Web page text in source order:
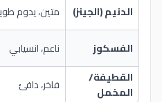
الدنيم (الجينز)
متين، يدوم
الفسكوز
ناعم، انسيابي
القطيفة/
المخمل
فاخر، دافئ